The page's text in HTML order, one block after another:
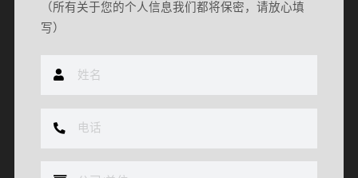
（所有关于您的个人信息我们都将保密，请放心填
写）